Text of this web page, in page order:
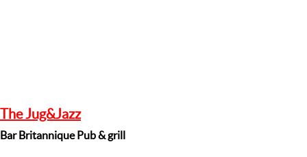
The Jug&Jazz
Bar Britannique Pub & grill